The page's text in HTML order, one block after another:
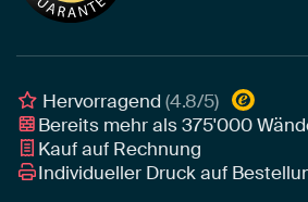
Leinwand für draußen
Individuelle Einrichtungsberatung
Awards und Preise
Art Heroes App
Hervorragend(4.8/5)
Bereits mehr als375'000
Kauf auf Rechnung
Individueller Druck auf